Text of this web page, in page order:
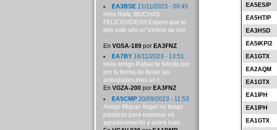
EA5ES/P
EA5HT/P
EA3HSD
EA5IKP/2
EA1GTX
EA2AQM
EA1GTX
EA1IPH
EA1IPH
EA1GTX
EA3BSE21/11/2023 - 09:45
Hola Rafa. MUCHAS
FELICIDADES!!! Espero que te
den este año el 'Vértice de oro'
...
En VGSA-189por EA3FNZ
EA7BY16/11/2023 - 13:51
Hola amigo Rafael:te felicito por
por tu forma de llevar las
actividades,eres un f...
En VGZA-200por EA3FNZ
EA5CMP20/09/2023 - 11:53
Amigo Miguel Ángel no tengo
palabras para expresar mi
agradecimiento y sobre todo...